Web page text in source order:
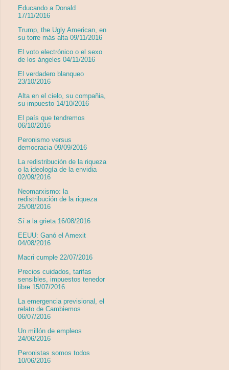
Educando a Donald
17/11/2016
Trump, the Ugly American, en
su torre más alta 09/11/2016
El voto electrónico o el sexo
de los ángeles 04/11/2016
El verdadero blanqueo
23/10/2016
Alta en el cielo, su compañia,
su impuesto 14/10/2016
El país que tendremos
06/10/2016
Peronismo versus
democracia 09/09/2016
La redistribución de la riqueza
o la ideología de la envidia
02/09/2016
Neomarxismo: la
redistribución de la riqueza
25/08/2016
Sí a la grieta 16/08/2016
EEUU: Ganó el Amexit
04/08/2016
Macri cumple 22/07/2016
Precios cuidados, tarifas
sensibles, impuestos tenedor
libre 15/07/2016
La emergencia previsional, el
relato de Cambiemos
06/07/2016
Un millón de empleos
24/06/2016
Peronistas somos todos
10/06/2016